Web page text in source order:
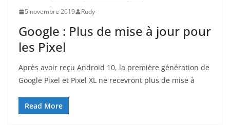
5 novembre 2019 Rudy
Google : Plus de mise à jour pour
les Pixel
Après avoir reçu Android 10, la première génération de
Google Pixel et Pixel XL ne recevront plus de mise à
Read More